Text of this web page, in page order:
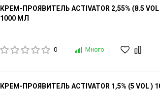
КРЕМ-ПРОЯВИТЕЛЬ ACTIVATOR 2,55% (8.5 VOL
1000 МЛ
0 Много
КРЕМ-ПРОЯВИТЕЛЬ ACTIVATOR 1,5% (5 VOL )